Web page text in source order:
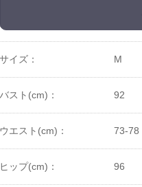
サイズ： M
バスト(cm)： 92
ウエスト(cm)： 73-78
ヒップ(cm)： 96